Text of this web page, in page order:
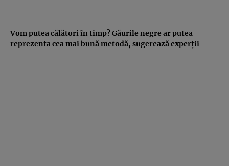
Vom putea călători în timp? Găurile negre ar putea
reprezenta cea mai bună metodă, sugerează experţii